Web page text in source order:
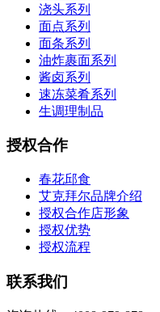
浇头系列
面点系列
面条系列
油炸裹面系列
酱卤系列
速冻菜肴系列
生调理制品
授权合作
春花邱食
艾克拜尔品牌介绍
授权合作店形象
授权优势
授权流程
联系我们